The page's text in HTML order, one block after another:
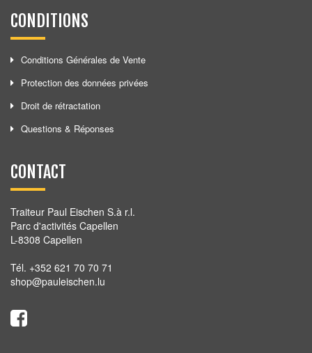
CONDITIONS
Conditions Générales de Vente
Protection des données privées
Droit de rétractation
Questions & Réponses
CONTACT
Traiteur Paul Eischen S.à r.l.
Parc d'activités Capellen
L-8308 Capellen
Tél. +352 621 70 70 71
shop@pauleischen.lu